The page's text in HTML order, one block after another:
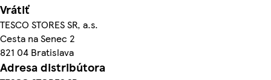
Vrátiť
TESCO STORES SR, a.s.
Cesta na Senec 2
821 04 Bratislava
Adresa distribútora